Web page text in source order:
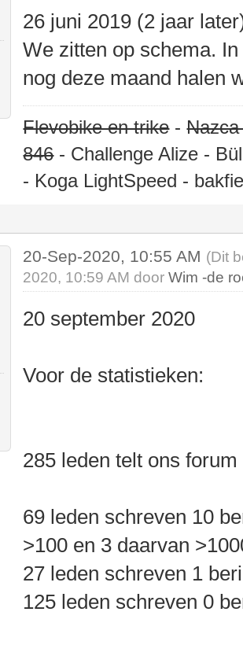
26 juni 2019 (2 jaar
We zitten op schema.
nog deze maand halen
Flevobike en trike-
846- Challenge Alize -
- Koga LightSpeed -
20-Sep-2020, 10:55 AM (Dit
2020, 10:59 AM doorWim -de
20 september 2020
Voor de statistieken:
285 leden telt ons forum
69 leden schreven 10
>100 en 3 daarvan
27 leden schreven 1
125 leden schreven 0